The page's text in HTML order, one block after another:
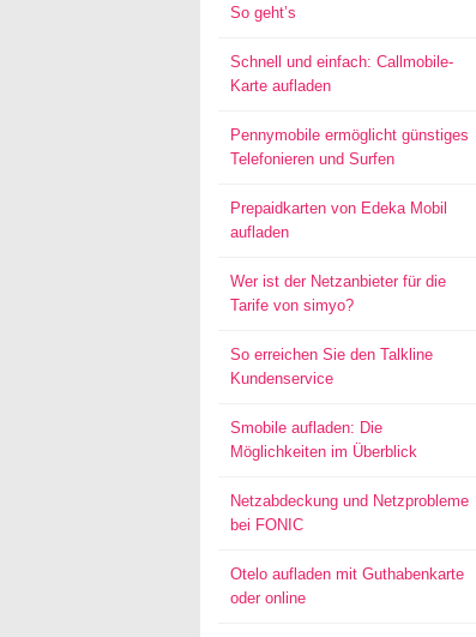
So geht’s
Schnell und einfach: Callmobile-
Karte aufladen
Pennymobile ermöglicht günstiges
Telefonieren und Surfen
Prepaidkarten von Edeka Mobil
aufladen
Wer ist der Netzanbieter für die
Tarife von simyo?
So erreichen Sie den Talkline
Kundenservice
Smobile aufladen: Die
Möglichkeiten im Überblick
Netzabdeckung und Netzprobleme
bei FONIC
Otelo aufladen mit Guthabenkarte
oder online